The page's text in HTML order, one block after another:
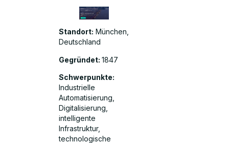
Standort: München,
Deutschland
Gegründet:1847
Schwerpunkte:
Industrielle
Automatisierung,
Digitalisierung,
intelligente
Infrastruktur,
technologische